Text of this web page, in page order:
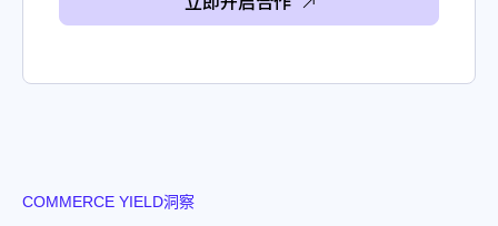
COMMERCE YIELD洞察